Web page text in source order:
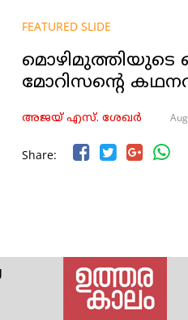
FEATURED SLIDE
മൊഴിമുത്തിയുടെ
മോറിസന്‍റെ
അജയ് എസ്. ശേഖര്‍
Share: